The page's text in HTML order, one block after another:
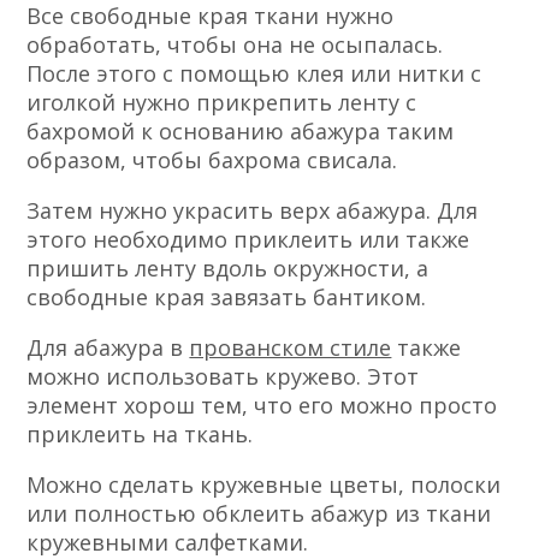
Все свободные края ткани нужно
обработать, чтобы она не осыпалась.
После этого с помощью клея или нитки с
иголкой нужно прикрепить ленту с
бахромой к основанию абажура таким
образом, чтобы бахрома свисала.
Затем нужно украсить верх абажура. Для
этого необходимо приклеить или также
пришить ленту вдоль окружности, а
свободные края завязать бантиком.
Для абажура в прованском стиле также
можно использовать кружево. Этот
элемент хорош тем, что его можно просто
приклеить на ткань.
Можно сделать кружевные цветы, полоски
или полностью обклеить абажур из ткани
кружевными салфетками.